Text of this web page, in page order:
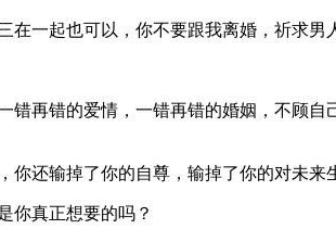
一起也可以，你不要跟我离婚，祈求男
错再错的爱情，一错再错的婚姻，不顾
还输掉了你的自尊，输掉了你的对未来
你真正想要的吗？